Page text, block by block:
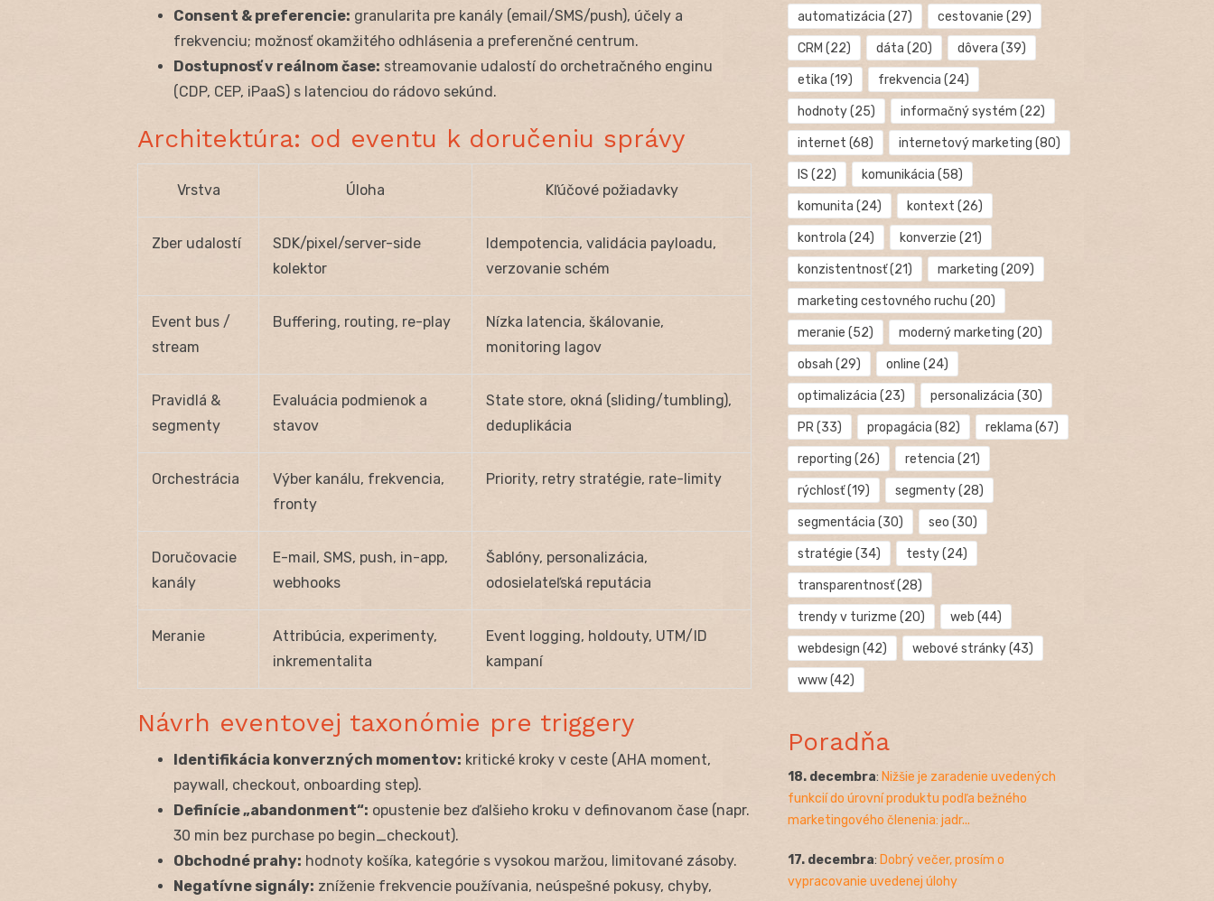
Consent & preferencie: granularita pre kanály (email/SMS/push), účely a
frekvenciu; možnosť okamžitého odhlásenia a preferenčné centrum.
Dostupnosť v reálnom čase: streamovanie udalostí do orchetračného enginu
(CDP, CEP, iPaaS) s latenciou do rádovo sekúnd.
Architektúra: od eventu k doručeniu správy
Vrstva Úloha Kľúčové požiadavky
Zber udalostí
SDK/pixel/server-side
kolektor
Idempotencia, validácia payloadu,
verzovanie schém
Event bus /
stream
Buffering, routing, re-play
Nízka latencia, škálovanie,
monitoring lagov
Pravidlá &
segmenty
Evaluácia podmienok a
stavov
State store, okná (sliding/tumbling),
deduplikácia
Orchestrácia
Výber kanálu, frekvencia,
fronty
Priority, retry stratégie, rate-limity
Doručovacie
kanály
E-mail, SMS, push, in-app,
webhooks
Šablóny, personalizácia,
odosielateľská reputácia
Meranie
Attribúcia, experimenty,
inkrementalita
Event logging, holdouty, UTM/ID
kampaní
Návrh eventovej taxonómie pre triggery
Identifikácia konverzných momentov: kritické kroky v ceste (AHA moment,
paywall, checkout, onboarding step).
Definície „abandonment“: opustenie bez ďalšieho kroku v definovanom čase (napr.
30 min bez purchase po begin_checkout).
Obchodné prahy: hodnoty košíka, kategórie s vysokou maržou, limitované zásoby.
Negatívne signály: zníženie frekvencie používania, neúspešné pokusy, chyby,
automatizácia (27) cestovanie (29)
CRM (22) dáta (20) dôvera (39)
etika (19) frekvencia (24)
hodnoty(25) informačný systém (22)
internet (68) internetový marketing (80)
IS (22) komunikácia (58)
komunita (24) kontext (26)
kontrola (24) konverzie (21)
konzistentnosť(21) marketing (209)
marketing cestovného ruchu (20)
meranie (52) moderný marketing (20)
obsah (29) online (24)
optimalizácia (23) personalizácia (30)
PR(33) propagácia (82) reklama (67)
reporting (26) retencia (21)
rýchlosť(19) segmenty(28)
segmentácia (30) seo (30)
stratégie (34) testy(24)
transparentnosť(28)
trendy v turizme (20) web (44)
webdesign (42) webové stránky(43)
www(42)
Poradňa
18. decembra: Nižšie je zaradenie uvedených
funkcií do úrovní produktu podľa bežného
marketingového členenia: jadr...
17. decembra: Dobrý večer, prosím o
vypracovanie uvedenej úlohy